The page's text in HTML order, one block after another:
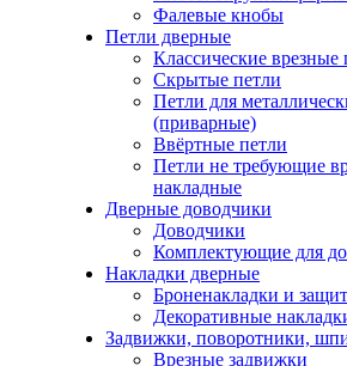
Фалевые кнобы
Петли дверные
Классические врезные
Скрытые петли
Петли для
(приварные)
Ввёртные петли
Петли не требующие
накладные
Дверные доводчики
Доводчики
Комплектующие для
Накладки дверные
Броненакладки и
Декоративные
Задвижки, поворотники,
Врезные задвижки